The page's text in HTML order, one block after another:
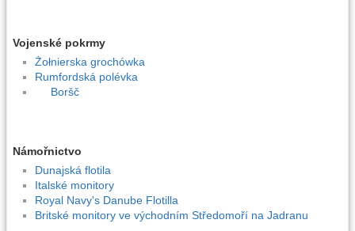
Vojenské pokrmy
Żołnierska grochówka
Rumfordská polévka
Boršč
Námořnictvo
Dunajská flotila
Italské monitory
Royal Navy's Danube Flotilla
Britské monitory ve východním Středomoří na Jadranu